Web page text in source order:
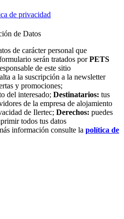
de privacidad
de Datos
de carácter personal que
serán tratados porPETS
de este sitio
a la suscripción a la newsletter
y promociones;
del interesado; Destinatarios: tus
de la empresa de alojamiento
de Ilertec; Derechos: puedes
todos tus datos
información consulte la política de